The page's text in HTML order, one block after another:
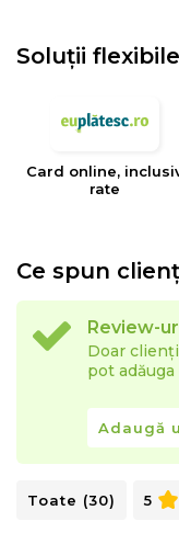
Husa
fibre siliconice
somnului este
individual tip
specialistii din
cel mai avansat
textile si
exercitata asupra
angreneaza in
Soluții
Card online,
rate
Ce spun
Review-
Doar
pot
Adaugă
Toate (30) 5